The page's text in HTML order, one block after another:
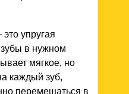
это упругая
зубы в нужном
мягкое, но
каждый зуб,
перемещаться в